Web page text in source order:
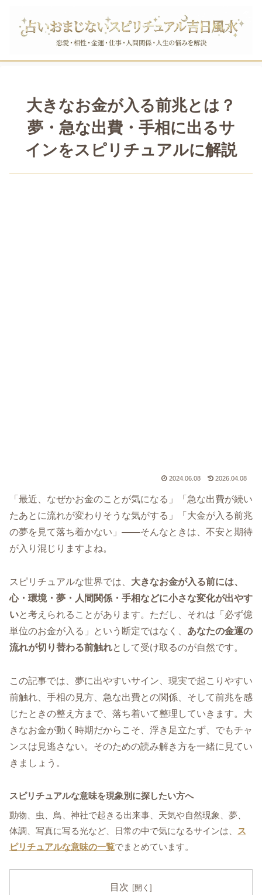
大きなお金が入る前兆とは？
夢・急な出費・手相に出るサ
インをスピリチュアルに解説
2024.06.08 2026.04.08
「最近、なぜかお金のことが気になる」「急な出費が続い
たあとに流れが変わりそうな気がする」「大金が入る前兆
の夢を見て落ち着かない」――そんなときは、不安と期待
が入り混じりますよね。
スピリチュアルな世界では、 大きなお金が入る前には、
心・環境・夢・人間関係・手相などに小さな変化が出やす
いと考えられることがあります。ただし、それは「必ず億
単位のお金が入る」という断定ではなく、 あなたの金運の
流れが切り替わる前触れとして受け取るのが自然です。
この記事では、夢に出やすいサイン、現実で起こりやすい
前触れ、手相の見方、急な出費との関係、そして前兆を感
じたときの整え方まで、落ち着いて整理していきます。大
きなお金が動く時期だからこそ、浮き足立たず、でもチャ
ンスは見逃さない。そのための読み解き方を一緒に見てい
きましょう。
スピリチュアルな意味を現象別に探したい方へ
動物、虫、鳥、神社で起きる出来事、天気や自然現象、夢、
体調、写真に写る光など、日常の中で気になるサインは、 ス
ピリチュアルな意味の一覧でまとめています。
目次